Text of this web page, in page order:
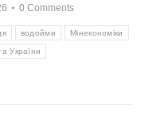
0 Comments
водойми Мінекономіки
України